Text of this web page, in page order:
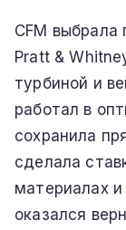
CFM выбрала
Pratt &
турбиной и
работал в
сохранила
сделала
материалах
оказался